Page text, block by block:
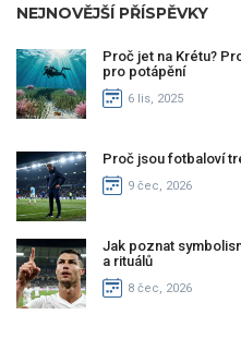
NEJNOVĚJŠÍ PŘÍSPĚVKY
Proč jet na Krétu?
pro potápění
6 lis, 2025
Proč jsou fotbaloví
9 čec, 2026
Jak poznat
a rituálů
8 čec, 2026